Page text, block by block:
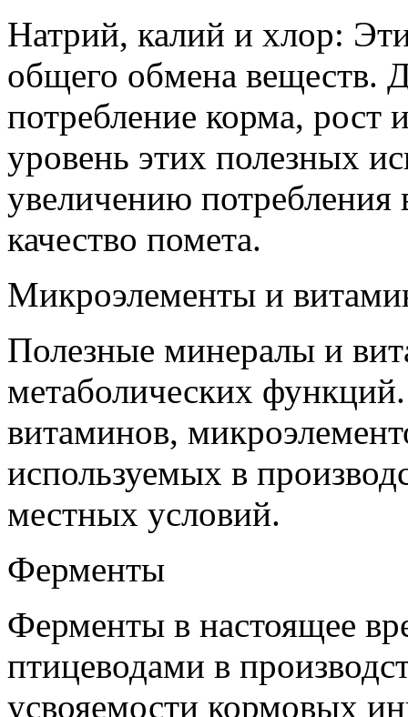
Натрий, калий и хлор:
общего обмена веществ.
потребление корма,
уровень этих полезных
увеличению
качество помета.
Микроэлементы и
Полезные минералы и
метаболических
витаминов,
используемых в
местных условий.
Ферменты
Ферменты в настоящее
птицеводами в
усвояемости кормовых